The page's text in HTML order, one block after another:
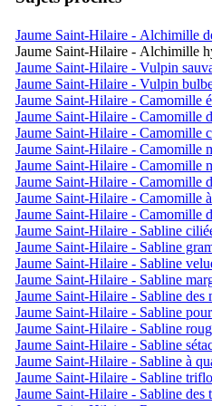
Jaume Saint-Hilaire - Alchimille
Jaume Saint-Hilaire - Alchimille
Jaume Saint-Hilaire - Vulpin
Jaume Saint-Hilaire - Vulpin
Jaume Saint-Hilaire - Camomille
Jaume Saint-Hilaire - Camomille
Jaume Saint-Hilaire - Camomille
Jaume Saint-Hilaire - Camomille
Jaume Saint-Hilaire - Camomille
Jaume Saint-Hilaire - Camomille
Jaume Saint-Hilaire - Camomille
Jaume Saint-Hilaire - Camomille
Jaume Saint-Hilaire - Sabline
Jaume Saint-Hilaire - Sabline
Jaume Saint-Hilaire - Sabline
Jaume Saint-Hilaire - Sabline
Jaume Saint-Hilaire - Sabline des
Jaume Saint-Hilaire - Sabline
Jaume Saint-Hilaire - Sabline
Jaume Saint-Hilaire - Sabline
Jaume Saint-Hilaire - Sabline à
Jaume Saint-Hilaire - Sabline
Jaume Saint-Hilaire - Sabline